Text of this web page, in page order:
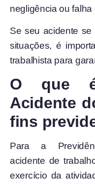
negligência ou
Se seu acidente
situações, é
trabalhista para
O que é
Acidente
fins
Para a
acidente de
exercício da